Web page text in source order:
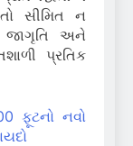
સીમિત ન
જાગૃતિ અને
પ્રતિક
ફૂટનો નવો